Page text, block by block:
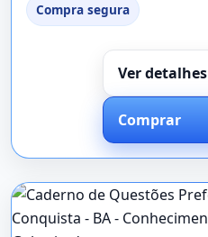
Compra segura
Ver detalhes
Comprar